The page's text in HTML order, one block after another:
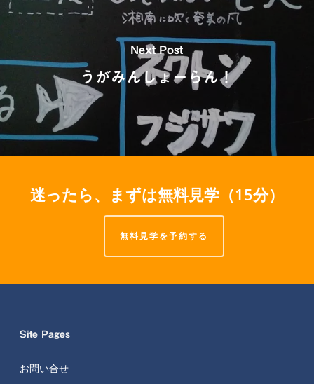
Next Post
うがみんしょーらん！
迷ったら、まずは無料見学（15分）
無料見学を予約する
Site Pages
お問い合せ